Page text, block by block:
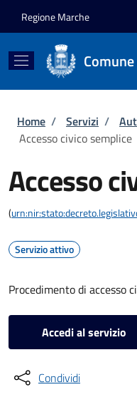
Regione Marche
Briciole di
Home / Servizi /
Accesso civico semplice
Accesso
(
Servizio attivo
Procedimento di accesso
Accedi al servizio
Condividi